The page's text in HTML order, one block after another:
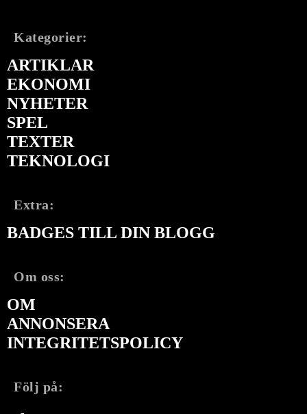
Kategorier:
ARTIKLAR
EKONOMI
NYHETER
SPEL
TEXTER
TEKNOLOGI
Extra:
BADGES TILL DIN BLOGG
Om oss:
OM
ANNONSERA
INTEGRITETSPOLICY
Följ på: